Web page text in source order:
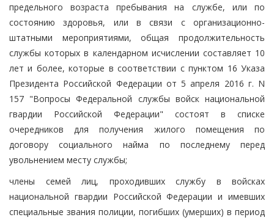
предельного возраста пребывания на службе, или по
состоянию здоровья, или в связи с организационно-
штатными мероприятиями, общая продолжительность
службы которых в календарном исчислении составляет 10
лет и более, которые в соответствии с пунктом 16 Указа
Президента Российской Федерации от 5 апреля 2016 г. N
157 "Вопросы Федеральной службы войск национальной
гвардии Российской Федерации" состоят в списке
очередников для получения жилого помещения по
договору социального найма по последнему перед
увольнением месту службы;
члены семей лиц, проходивших службу в войсках
национальной гвардии Российской Федерации и имевших
специальные звания полиции, погибших (умерших) в период